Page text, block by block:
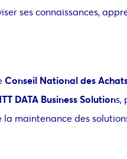
ses connaissances,
Conseil National des
DATA Business Solutions,
maintenance des